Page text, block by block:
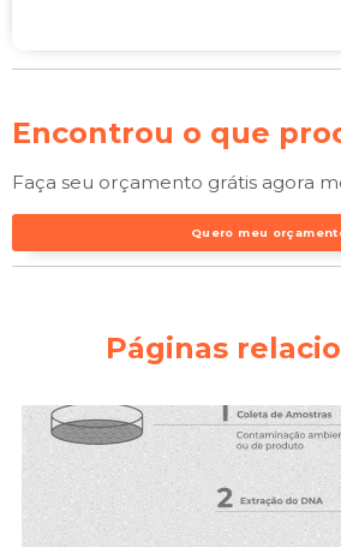
Encontrou o que
Faça seu orçamento grátis agora
Quero meu
Páginas